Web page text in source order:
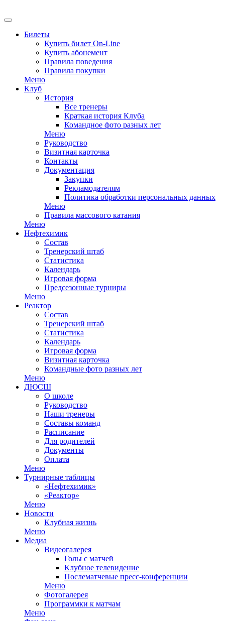
Билеты
Купить билет On-Line
Купить абонемент
Правила поведения
Правила покупки
Меню
Клуб
История
Все тренеры
Краткая история Клуба
Командное фото разных лет
Меню
Руководство
Визитная карточка
Контакты
Документация
Закупки
Рекламодателям
Политика обработки персональных данных
Меню
Правила массового катания
Меню
Нефтехимик
Состав
Тренерский штаб
Статистика
Календарь
Игровая форма
Предсезонные турниры
Меню
Реактор
Состав
Тренерский штаб
Статистика
Календарь
Игровая форма
Визитная карточка
Командные фото разных лет
Меню
ДЮСШ
О школе
Руководство
Наши тренеры
Составы команд
Расписание
Для родителей
Документы
Оплата
Меню
Турнирные таблицы
«Нефтехимик»
«Реактор»
Меню
Новости
Клубная жизнь
Меню
Медиа
Видеогалерея
Голы с матчей
Клубное телевидение
Послематчевые пресс-конференции
Меню
Фотогалерея
Программки к матчам
Меню